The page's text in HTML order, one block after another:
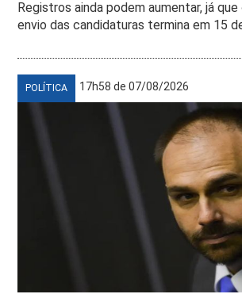
Registros ainda podem aumentar, já que
envio das candidaturas termina em 15
POLÍTICA 17h58 de 07/08/2026